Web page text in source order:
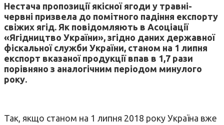
Нестача пропозиції якісної ягоди у травні-
червні призвела до помітного падіння експорту
свіжих ягід. Як повідомляють в Асоціації
«Ягідництво України», згідно даних державної
фіскальної служби України, станом на 1 липня
експорт вказаної продукції впав в 1,7 рази
порівняно з аналогічним періодом минулого
року.
Так, якщо станом на 1 липня 2018 року Україна вже